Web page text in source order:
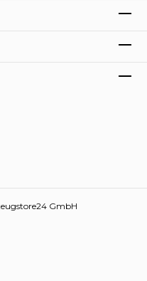
GmbH